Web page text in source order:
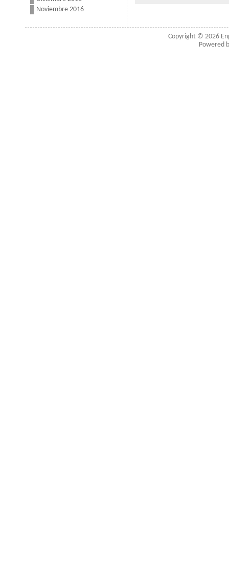
Noviembre 2016
Copyright © 2026
Powered